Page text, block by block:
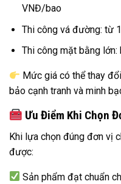
VNĐ/bao
Thi công vá đường: từ
Thi công mặt bằng
Mức giá có thể thay
bảo cạnh tranh và minh
Ưu Điểm Khi Chọn
Khi lựa chọn đúng đơn vị
được:
Sản phẩm đạt chuẩn